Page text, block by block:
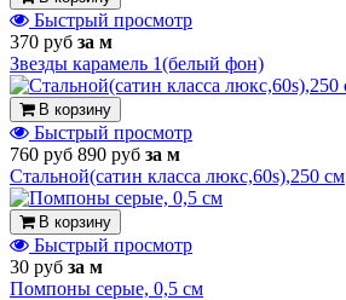
Быстрый просмотр
370 руб за м
Звезды карамель 1(белый фон)
В корзину
Быстрый просмотр
760 руб 890 руб за м
Стальной(сатин класса люкс,60s),250 см
В корзину
Быстрый просмотр
30 руб за м
Помпоны серые, 0,5 см